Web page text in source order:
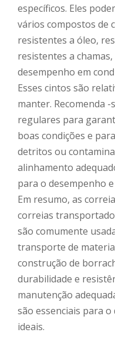
específicos. Eles
vários compostos de
resistentes a óleo,
resistentes a
desempenho em
Esses cintos são
manter. Recomenda
regulares para
boas condições e
detritos ou
alinhamento
para o desempenho
Em resumo, as
correias
são comumente
transporte de
construção de
durabilidade e
manutenção
são essenciais para
ideais.